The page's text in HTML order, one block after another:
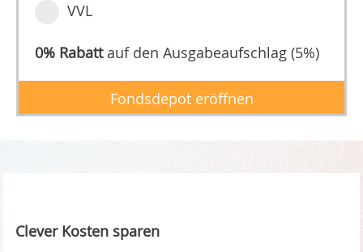
VVL
0% Rabattauf den Ausgabeaufschlag (5%)
Fondsdepot eröffnen
Clever Kosten sparen